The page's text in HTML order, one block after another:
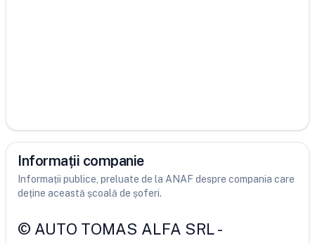
Informații companie
Informații publice, preluate de la ANAF despre compania care
deține această școală de șoferi.
© AUTO TOMAS ALFA SRL-